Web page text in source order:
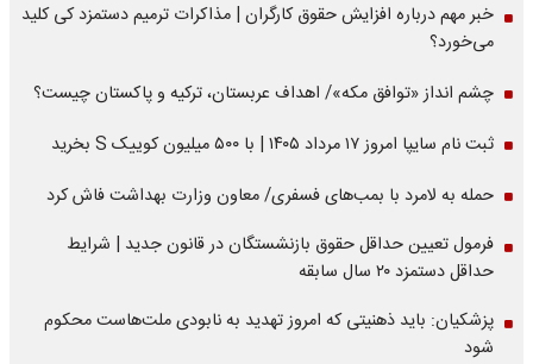
خبر مهم درباره افزایش حقوق کارگران | مذاکرات ترمیم دستمزد کی کلید
می‌خورد؟
چشم انداز «توافق مکه»/ اهداف عربستان، ترکیه و پاکستان چیست؟
ثبت نام سایپا امروز ۱۷ مرداد ۱۴۰۵ | با ۵۰۰ میلیون کوییک S بخرید
حمله به لامرد با بمب‌های فسفری/ معاون وزارت بهداشت فاش کرد
فرمول تعیین حداقل حقوق بازنشستگان در قانون جدید | شرایط
حداقل دستمزد ۲۰ سال سابقه
پزشکیان: باید ذهنیتی که امروز تهدید به نابودی ملت‌هاست محکوم
شود